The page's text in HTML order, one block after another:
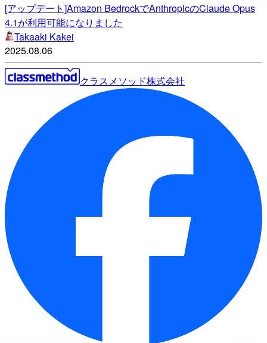
[アップデート]Amazon BedrockでAnthropicのClaude Opus
4.1が利用可能になりました
Takaaki Kakei
2025.08.06
クラスメソッド株式会社